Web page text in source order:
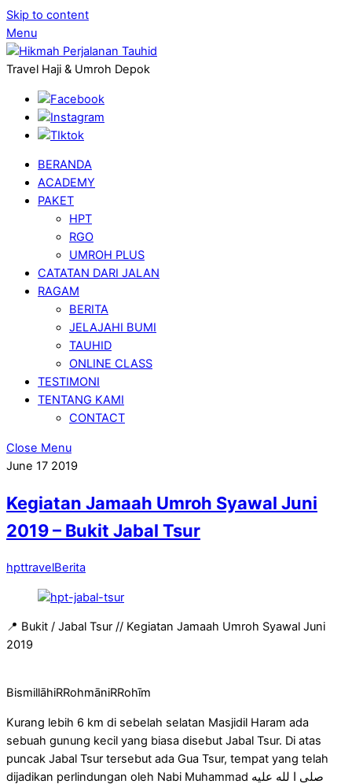
Skip to content
Menu
Travel Haji & Umroh Depok
BERANDA
ACADEMY
PAKET
HPT
RGO
UMROH PLUS
CATATAN DARI JALAN
RAGAM
BERITA
JELAJAHI BUMI
TAUHID
ONLINE CLASS
TESTIMONI
TENTANG KAMI
CONTACT
Close Menu
June 17 2019
Kegiatan Jamaah Umroh Syawal Juni
2019 – Bukit Jabal Tsur
hpttravelBerita
📍 Bukit / Jabal Tsur // Kegiatan Jamaah Umroh Syawal Juni
2019
BismillāhiRRohmāniRRohīm
Kurang lebih 6 km di sebelah selatan Masjidil Haram ada
sebuah gunung kecil yang biasa disebut Jabal Tsur. Di atas
puncak Jabal Tsur tersebut ada Gua Tsur, tempat yang telah
dijadikan perlindungan oleh Nabi Muhammad صلى ا لله عليه